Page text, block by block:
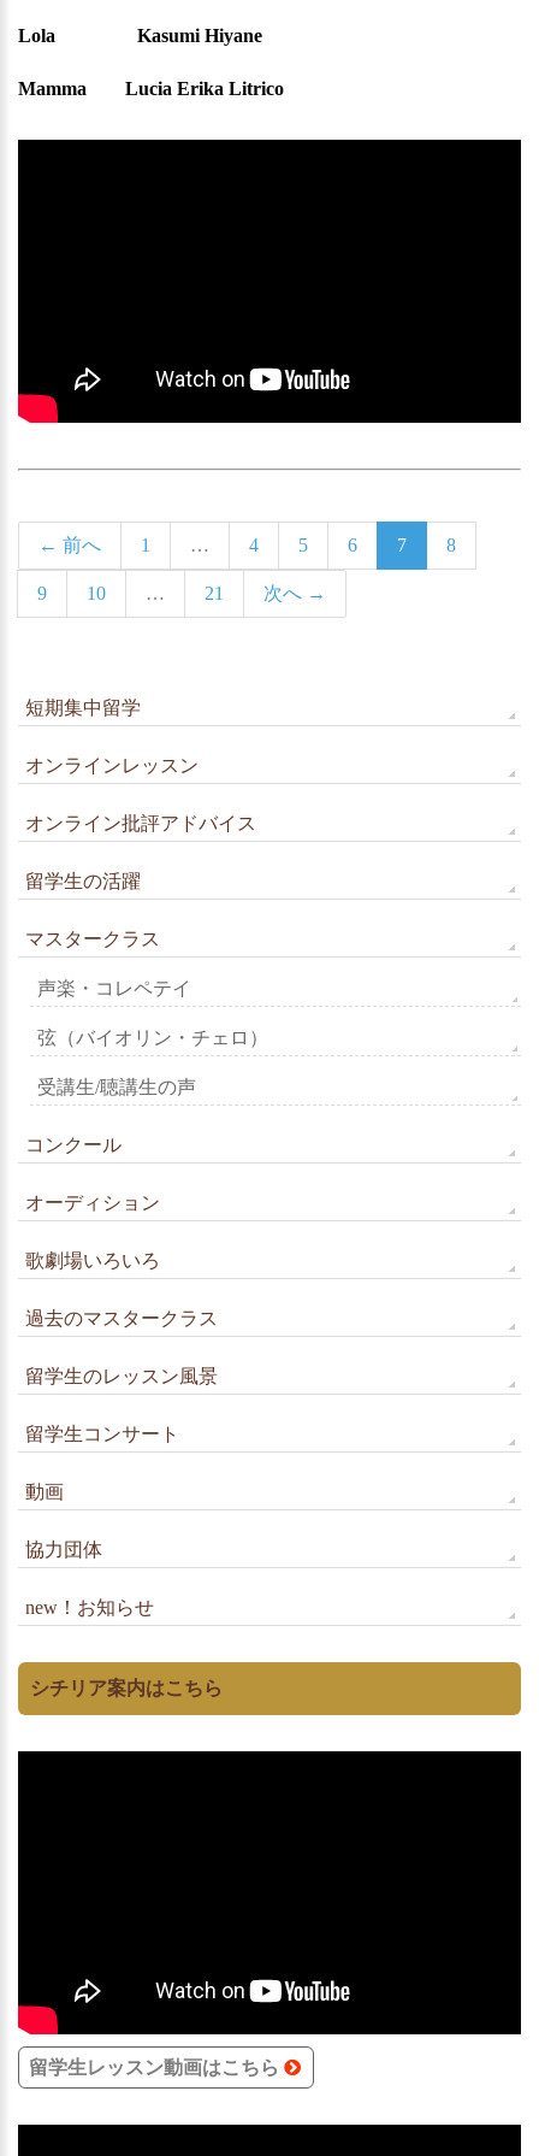
Lola Kasumi Hiyane
Mamma Lucia Erika Litrico
← 前へ 1 … 4 5 6 7 8
9 10 … 21 次へ →
短期集中留学
オンラインレッスン
オンライン批評アドバイス
留学生の活躍
マスタークラス
声楽・コレペテイ
弦（バイオリン・チェロ）
受講生/聴講生の声
コンクール
オーディション
歌劇場いろいろ
過去のマスタークラス
留学生のレッスン風景
留学生コンサート
動画
協力団体
new！お知らせ
シチリア案内はこちら
留学生レッスン動画はこちら